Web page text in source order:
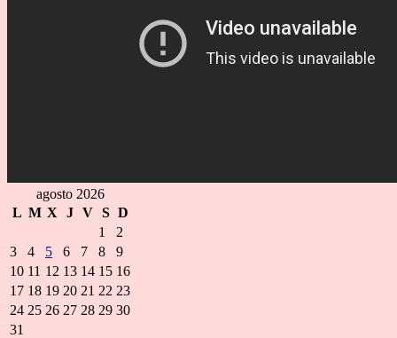
agosto 2026
L M X J V S D
1
2
3
4 5 6 7 8
9
10 11 12 13 14 15 16
17 18 19 20 21 22 23
24 25 26 27 28 29 30
31